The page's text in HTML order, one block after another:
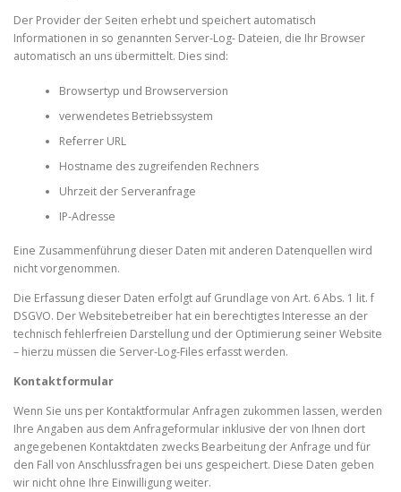
Der Provider der Seiten erhebt und speichert automatisch
Informationen in so genannten Server-Log- Dateien, die Ihr Browser
automatisch an uns übermittelt. Dies sind:
Browsertyp und Browserversion
verwendetes Betriebssystem
Referrer URL
Hostname des zugreifenden Rechners
Uhrzeit der Serveranfrage
IP-Adresse
Eine Zusammenführung dieser Daten mit anderen Datenquellen wird
nicht vorgenommen.
Die Erfassung dieser Daten erfolgt auf Grundlage von Art. 6 Abs. 1 lit. f
DSGVO. Der Websitebetreiber hat ein berechtigtes Interesse an der
technisch fehlerfreien Darstellung und der Optimierung seiner Website
– hierzu müssen die Server-Log-Files erfasst werden.
Kontaktformular
Wenn Sie uns per Kontaktformular Anfragen zukommen lassen, werden
Ihre Angaben aus dem Anfrageformular inklusive der von Ihnen dort
angegebenen Kontaktdaten zwecks Bearbeitung der Anfrage und für
den Fall von Anschlussfragen bei uns gespeichert. Diese Daten geben
wir nicht ohne Ihre Einwilligung weiter.